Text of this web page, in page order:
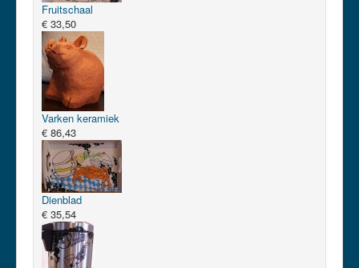
Fruitschaal
€ 33,50
Varken keramiek
€ 86,43
Dienblad
€ 35,54